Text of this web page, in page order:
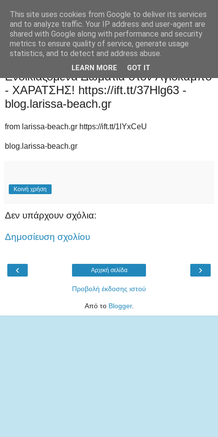
Παρασκευή 17 Ιουλίου 2020
Ενοικιαζόμενα Δωμάτια στον Αγιόκαμπο
- ΧΑΡΑΤΣΗΣ! https://ift.tt/37Hlg63 -
blog.larissa-beach.gr
from larissa-beach.gr https://ift.tt/1lYxCeU
blog.larissa-beach.gr
Κοινή χρήση
Δεν υπάρχουν σχόλια:
Δημοσίευση σχολίου
‹ ›
Αρχική σελίδα
Προβολή έκδοσης ιστού
Από το Blogger.
This site uses cookies from Google to deliver its services
and to analyze traffic. Your IP address and user-agent are
shared with Google along with performance and security
metrics to ensure quality of service, generate usage
statistics, and to detect and address abuse.
LEARN MORE GOT IT